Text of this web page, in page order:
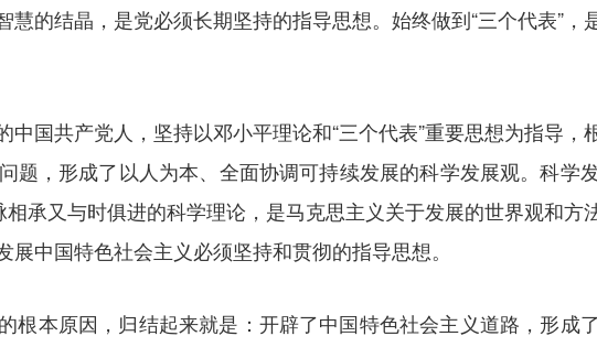
的结晶，是党必须长期坚持的指导思想。始终做到“三个代表”
国共产党人，坚持以邓小平理论和“三个代表”重要思想为指导
题，形成了以人为本、全面协调可持续发展的科学发展观。科学
承又与时俱进的科学理论，是马克思主义关于发展的世界观和
中国特色社会主义必须坚持和贯彻的指导思想。
根本原因，归结起来就是：开辟了中国特色社会主义道路，形成